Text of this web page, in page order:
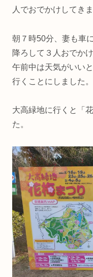
人でおでかけしてき
朝７時50分、妻も車
降ろして３人おでか
午前中は天気がいい
行くことにしました。
大高緑地に行くと「
た。